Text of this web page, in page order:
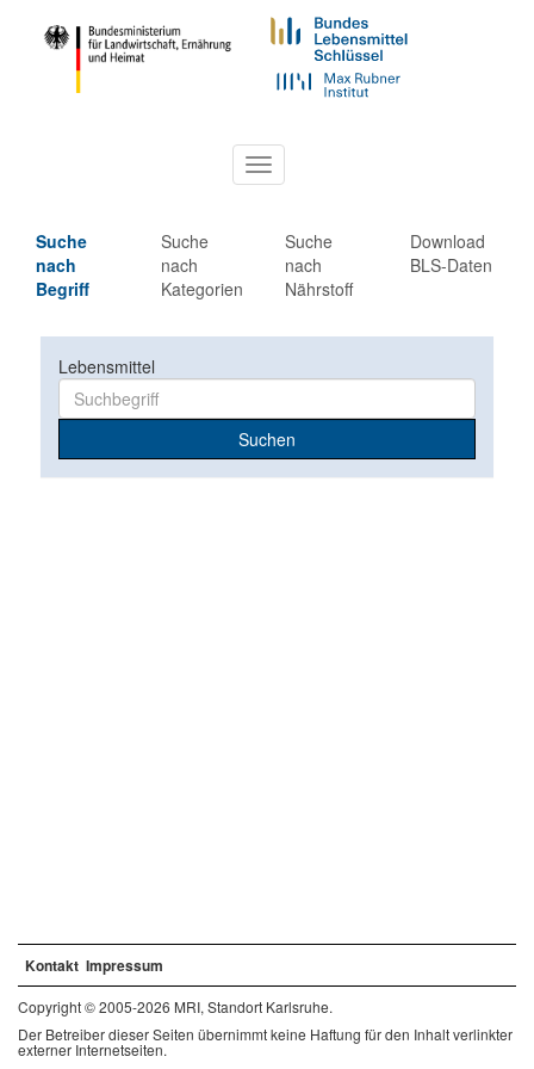
Toggle
navigation
Suche
nach
Begriff
Suche
nach
Kategorien
Suche
nach
Nährstoff
Download
BLS-Daten
Lebensmittel
Suchen
Kontakt Impressum
Copyright © 2005-2026 MRI, Standort Karlsruhe.
Der Betreiber dieser Seiten übernimmt keine Haftung für den Inhalt verlinkter
externer Internetseiten.